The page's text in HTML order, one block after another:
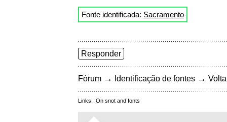
Fonte identificada: Sacramento
Responder
Fórum → Identificação de fontes →
Links: On snot and fonts